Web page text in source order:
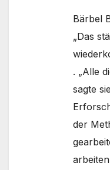
Bärbel
„Das
. „Alle
sagte
der